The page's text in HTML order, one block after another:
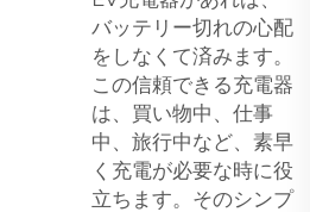
バッテリー切れの心配
をしなくて済みます。
この信頼できる充電器
は、買い物中、仕事
中、旅行中など、素早
く充電が必要な時に役
立ちます。そのシンプ